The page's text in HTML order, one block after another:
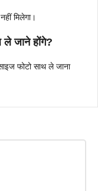
मिलेगा।
ले जाने होंगे?
फोटो साथ ले जाना